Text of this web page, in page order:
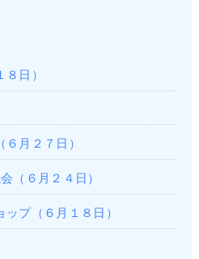
日）
月２７日）
（６月２４日）
プ（６月１８日）